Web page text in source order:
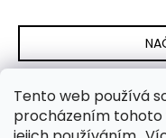
Tento web používá
procházením tohoto
61